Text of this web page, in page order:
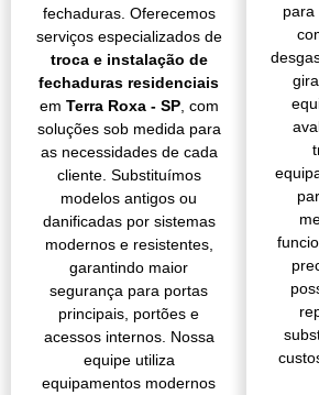
fechaduras. Oferecemos
serviços especializados de
troca e instalação de
fechaduras residenciais
em Terra Roxa - SP, com
soluções sob medida para
as necessidades de cada
cliente. Substituímos
modelos antigos ou
danificadas por sistemas
modernos e resistentes,
garantindo maior
segurança para portas
principais, portões e
acessos internos. Nossa
equipe utiliza
equipamentos modernos
para